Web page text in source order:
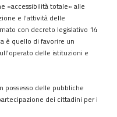
«accessibilità totale» alle
e l'attività delle
con decreto legislativo 14
è quello di favorire un
delle istituzioni e
possesso delle pubbliche
dei cittadini per i